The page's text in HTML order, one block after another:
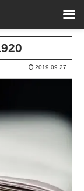
2019.09.27